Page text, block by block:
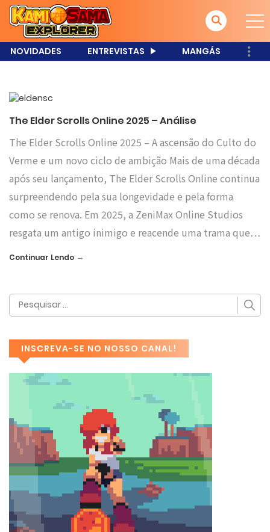
NOVIDADES ENTREVISTAS MANGÁS
The Elder Scrolls Online 2025 – Análise
The Elder Scrolls Online 2025 – A ascensão do Culto do
Verme e um novo ciclo de ambição Mais de uma década
após seu lançamento, The Elder Scrolls Online continua
surpreendendo pela sua longevidade e pela forma
como se renova. Em 2025, a ZeniMax Online Studios
resgata um antigo inimigo e reacende uma trama que…
Continuar Lendo →
INSCREVA-SE NO NOSSO CANAL!